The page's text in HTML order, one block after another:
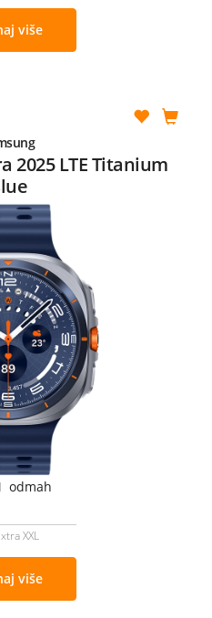
više
2025 LTE Titanium
odmah
XXL
više